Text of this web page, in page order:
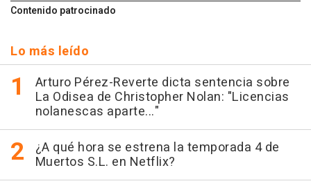
Contenido patrocinado
Lo más leído
Arturo Pérez-Reverte dicta sentencia sobre
La Odisea de Christopher Nolan: "Licencias
nolanescas aparte..."
¿A qué hora se estrena la temporada 4 de
Muertos S.L. en Netflix?